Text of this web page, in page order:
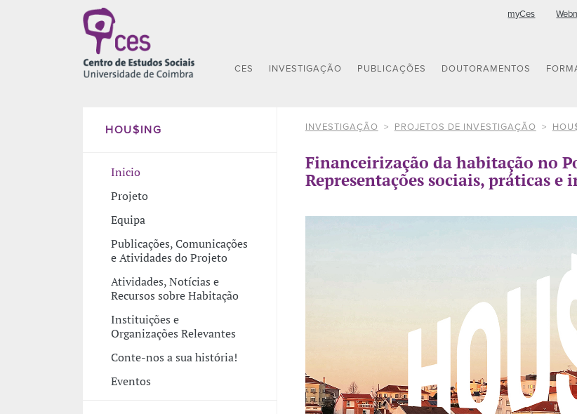
myCes
CES INVESTIGAÇÃO PUBLICAÇÕES DOUTORAMENTOS
HOU$ING
Inicio
Projeto
Equipa
Publicações, Comunicações
e Atividades do Projeto
Atividades, Notícias e
Recursos sobre Habitação
Instituições e
Organizações Relevantes
Conte-nos a sua história!
Eventos
INVESTIGAÇÃO PROJETOS DE INVESTIGAÇÃO
Financeirização da habitação no
Representações sociais, práticas e